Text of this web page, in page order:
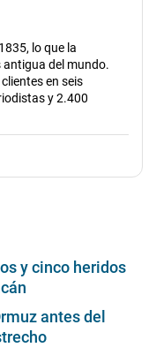
lo que la
antigua del mundo.
en seis
y 2.400
y cinco heridos
antes del